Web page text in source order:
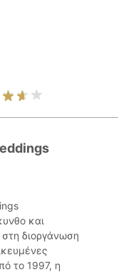
και
στη διοργάνωση
το 1997, η